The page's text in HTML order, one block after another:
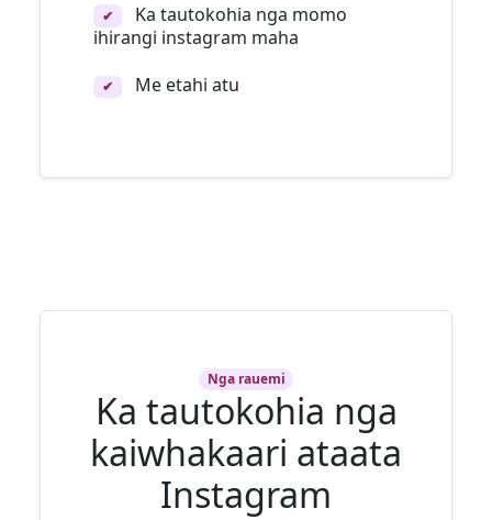
✔
Ka tautokohia nga momo
ihirangi instagram maha
✔ Me etahi atu
Nga rauemi
Ka tautokohia nga
kaiwhakaari ataata
Instagram